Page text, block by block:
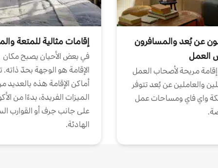
عن بُعد والمسافرون
العمل
مريحة لأصحاب العمل
والعاملين عن بُعد تتوفر
واي فاي ومساحات عمل
إقامات مثالية للمتعة
في بعض الأحيان يصبح مكان
الإقامة هو الوجهة بحدّ
أماكن الإقامة هذه بالعديد
الميزات الفريدة، بدءًا من
على جانب جرف أو القوارب
الهادئة.